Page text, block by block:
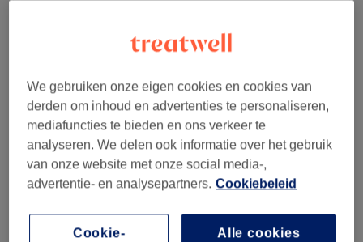
Woensdag
08:00–21:00
Donderdag
08:00–21:00
Vrijdag
08:00
Zaterdag
08:00–21:00
Zondag
10:00
SANGÉLICA biedt een scala aan behandelingen en
diensten die zijn ontworpen om klanten te helpen zich op
We gebruiken onze eigen cookies en cookies van
derden om inhoud en advertenties te personaliseren,
mediafuncties te bieden en ons verkeer te
analyseren. We delen ook informatie over het gebruik
van onze website met onze social media-,
advertentie- en analysepartners. Cookiebeleid
Alle cookies
Cookie-